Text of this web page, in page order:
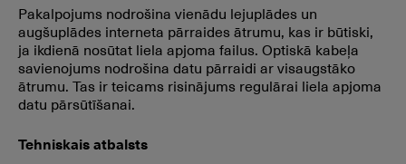
Pakalpojums nodrošina vienādu lejuplādes un
augšuplādes interneta pārraides ātrumu, kas ir būtiski,
ja ikdienā nosūtat liela apjoma failus. Optiskā kabeļa
savienojums nodrošina datu pārraidi ar visaugstāko
ātrumu. Tas ir teicams risinājums regulārai liela apjoma
datu pārsūtīšanai.
Tehniskais atbalsts